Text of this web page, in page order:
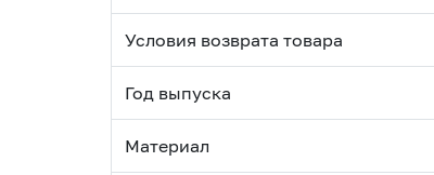
Условия возврата товара
Год выпуска
Материал